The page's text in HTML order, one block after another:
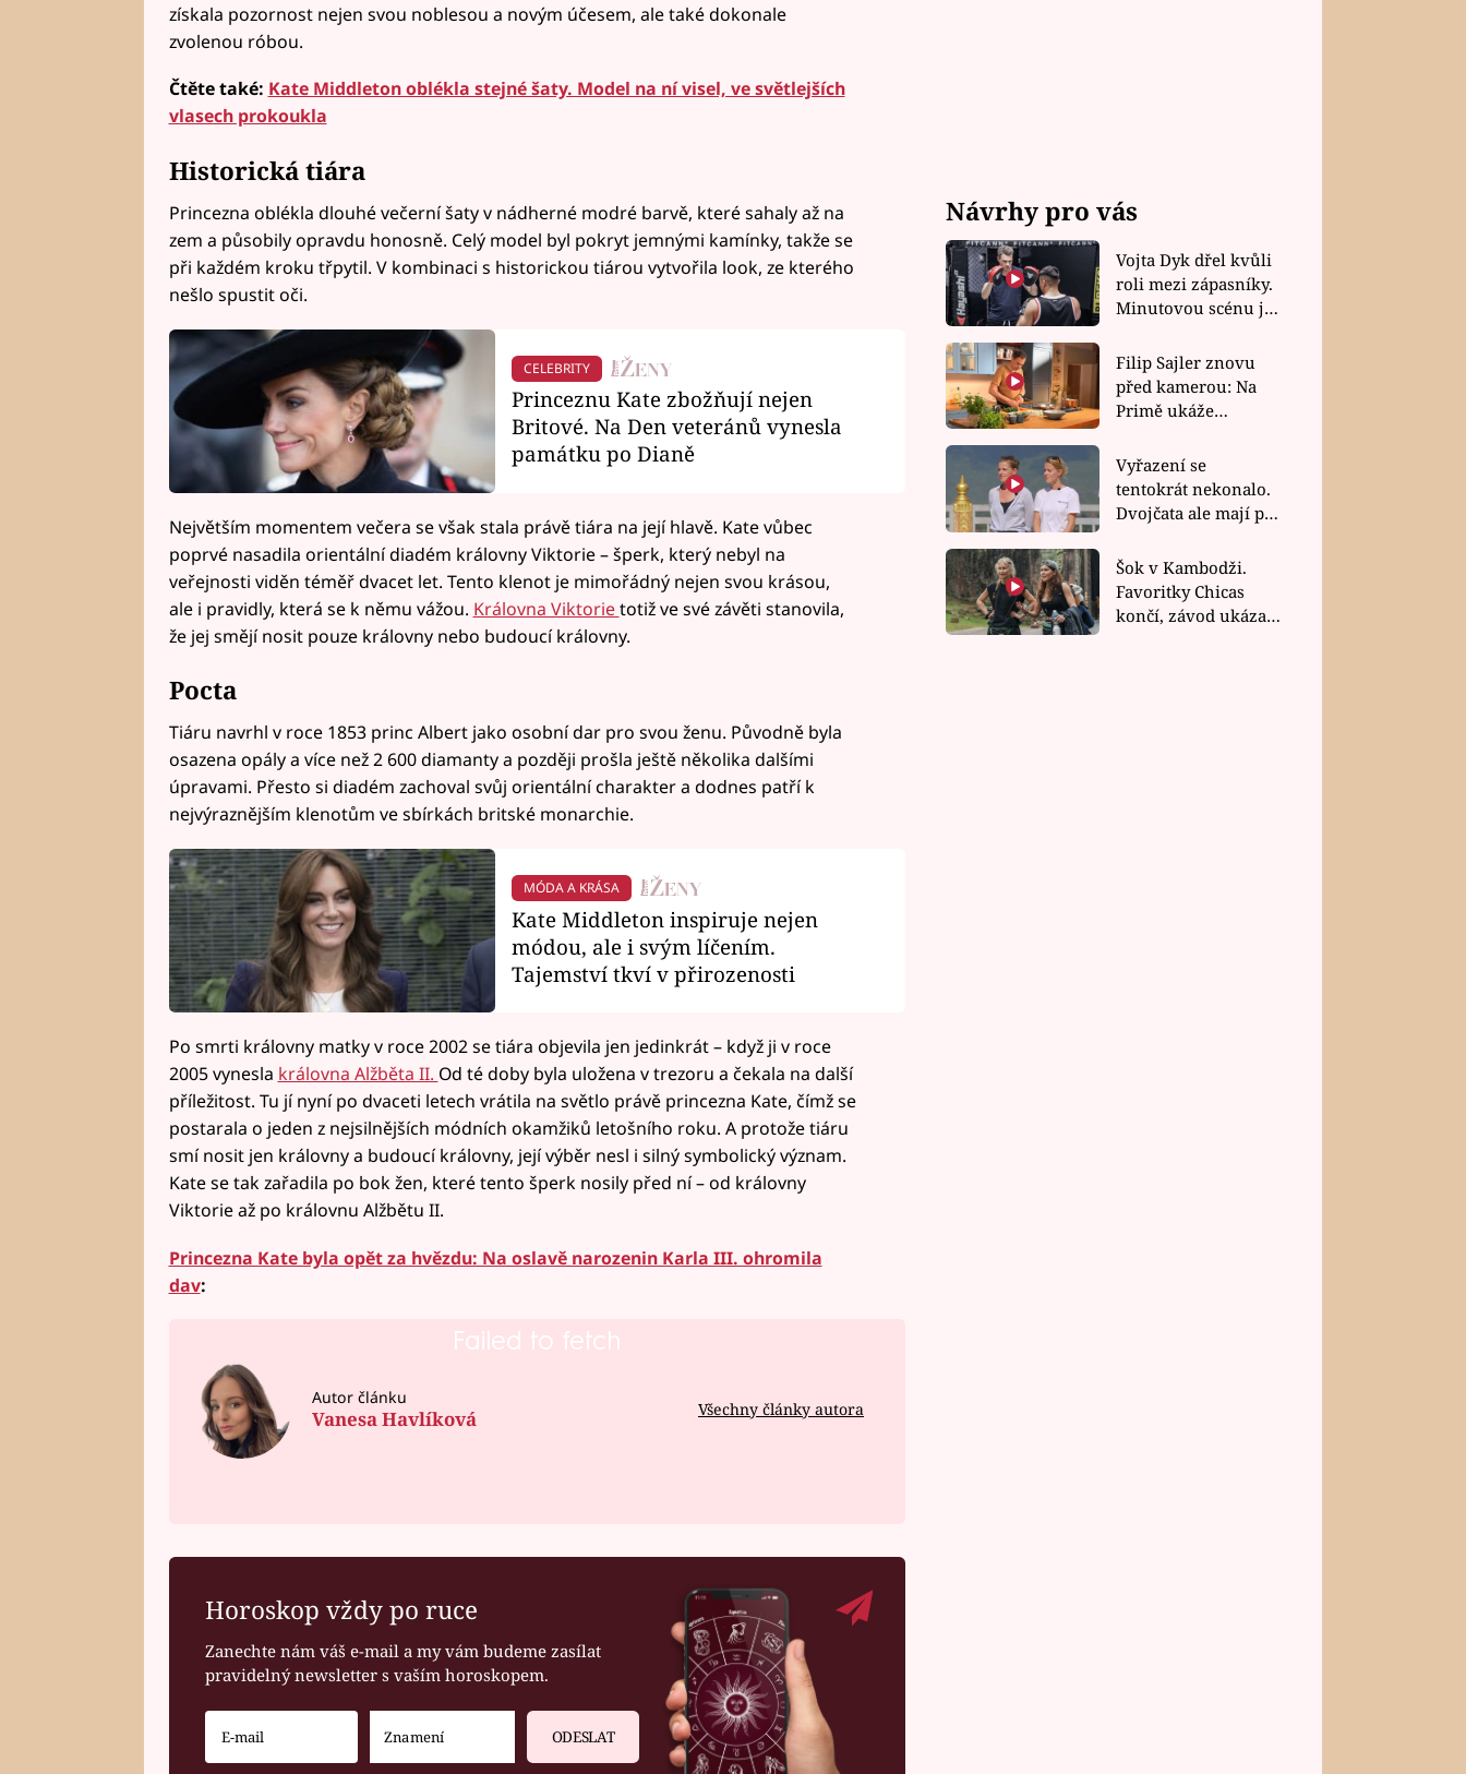
získala pozornost nejen svou noblesou a novým účesem, ale také dokonale
zvolenou róbou.
Čtěte také: Kate Middleton oblékla stejné šaty. Model na ní visel, ve světlejších
vlasech prokoukla
Historická tiára
Princezna oblékla dlouhé večerní šaty v nádherné modré barvě, které sahaly až na
zem a působily opravdu honosně. Celý model byl pokryt jemnými kamínky, takže se
při každém kroku třpytil. V kombinaci s historickou tiárou vytvořila look, ze kterého
nešlo spustit oči.
CELEBRITY
Princeznu Kate zbožňují nejen
Britové. Na Den veteránů vynesla
památku po Dianě
Největším momentem večera se však stala právě tiára na její hlavě. Kate vůbec
poprvé nasadila orientální diadém královny Viktorie – šperk, který nebyl na
veřejnosti viděn téměř dvacet let. Tento klenot je mimořádný nejen svou krásou,
ale i pravidly, která se k němu vážou. Královna Viktorietotiž ve své závěti stanovila,
že jej smějí nosit pouze královny nebo budoucí královny.
Pocta
Tiáru navrhl v roce 1853 princ Albert jako osobní dar pro svou ženu. Původně byla
osazena opály a více než 2 600 diamanty a později prošla ještě několika dalšími
úpravami. Přesto si diadém zachoval svůj orientální charakter a dodnes patří k
nejvýraznějším klenotům ve sbírkách britské monarchie.
MÓDA A KRÁSA
Kate Middleton inspiruje nejen
módou, ale i svým líčením.
Tajemství tkví v přirozenosti
Po smrti královny matky v roce 2002 se tiára objevila jen jedinkrát – když ji v roce
2005 vynesla královna Alžběta II. Od té doby byla uložena v trezoru a čekala na další
příležitost. Tu jí nyní po dvaceti letech vrátila na světlo právě princezna Kate, čímž se
postarala o jeden z nejsilnějších módních okamžiků letošního roku. A protože tiáru
smí nosit jen královny a budoucí královny, její výběr nesl i silný symbolický význam.
Kate se tak zařadila po bok žen, které tento šperk nosily před ní – od královny
Viktorie až po královnu Alžbětu II.
Princezna Kate byla opět za hvězdu: Na oslavě narozenin Karla III. ohromila
dav:
Failed to fetch
Autor článku
Vanesa Havlíková Všechny články autora
Horoskop vždy po ruce
Zanechte nám váš e-mail a my vám budeme zasílat
pravidelný newsletter s vaším horoskopem.
ODESLAT
Návrhy pro vás
Vojta Dyk dřel kvůli
roli mezi zápasníky.
Minutovou scénu jel
Filip Sajler znovu
před kamerou: Na
Primě ukáže
rychlé recepty
Vyřazení se
tentokrát nekonalo.
Dvojčata ale mají po
závodu nůž na krku
Šok v Kambodži.
Favoritky Chicas
končí, závod ukázal